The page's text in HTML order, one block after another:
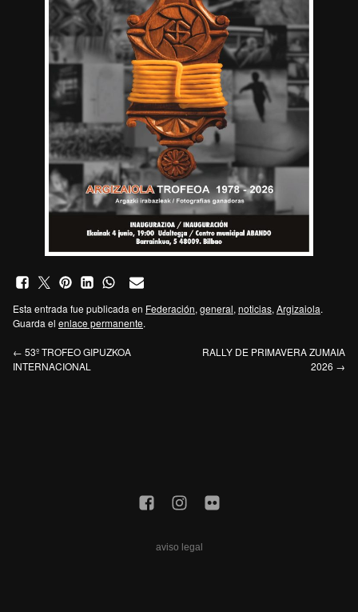
Esta entrada fue publicada en Federación, general, noticias, Argizaiola.
Guarda el enlace permanente.
← 53º TROFEO GIPUZKOA
INTERNACIONAL
RALLY DE PRIMAVERA ZUMAIA
2026 →
aviso legal